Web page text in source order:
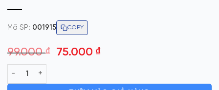
Mã SP: 001915 COPY
99.000₫
Giá
99.000 ₫.
75.000₫Giá
là:
BÌNH GIỮ NHIỆT HỌC SINH 1000ML CÓ QUAI số lượng